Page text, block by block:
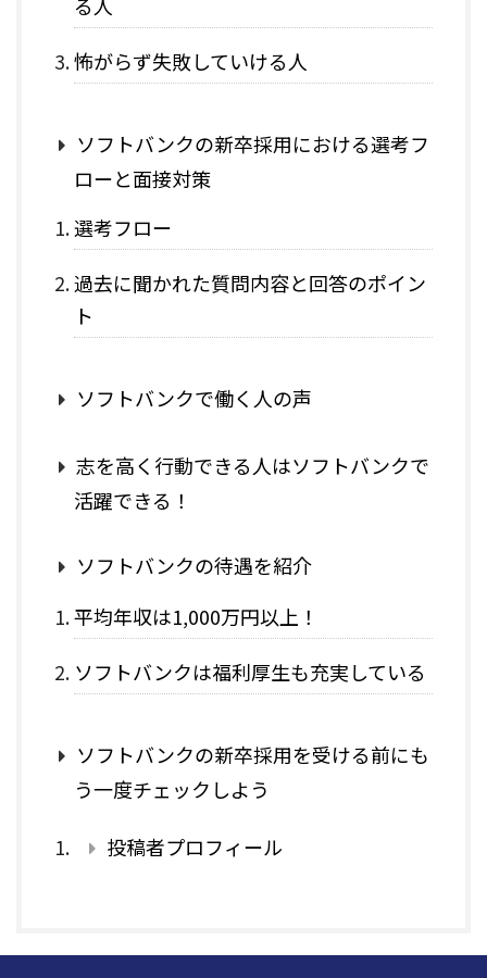
怖がらず失敗していける人
ソフトバンクの新卒採用における選考フ
ローと面接対策
選考フロー
過去に聞かれた質問内容と回答のポイン
ト
ソフトバンクで働く人の声
志を高く行動できる人はソフトバンクで
活躍できる！
ソフトバンクの待遇を紹介
平均年収は1,000万円以上！
ソフトバンクは福利厚生も充実している
ソフトバンクの新卒採用を受ける前にも
う一度チェックしよう
投稿者プロフィール